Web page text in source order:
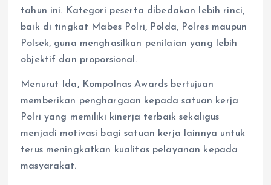
tahun ini. Kategori peserta dibedakan lebih rinci,
baik di tingkat Mabes Polri, Polda, Polres maupun
Polsek, guna menghasilkan penilaian yang lebih
objektif dan proporsional.
Menurut Ida, Kompolnas Awards bertujuan
memberikan penghargaan kepada satuan kerja
Polri yang memiliki kinerja terbaik sekaligus
menjadi motivasi bagi satuan kerja lainnya untuk
terus meningkatkan kualitas pelayanan kepada
masyarakat.